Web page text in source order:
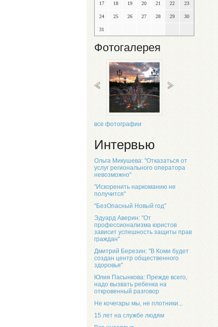
17 18 19 20 21 22 23
24 25 26 27 28 29 30
31
Фотогалерея
все фотографии
Интервью
Ольга Микушева: "Отказаться от
услуг регионального оператора
невозможно"
"Искоренить наркоманию не
получится"
"БезОпасный Новый год"
Эдуард Аверин: "От
профессионализма юристов
зависит успешность защиты прав
граждан"
Дмитрий Березин: "В Коми будет
создан центр общественного
здоровья"
Юлия Пасынкова: Прежде всего,
надо вызвать ребенка на
откровенный разговор
Не кочегары мы, не плотники...
15 лет на службе людям